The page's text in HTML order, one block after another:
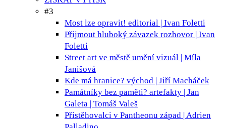
#3
Most lze opravit! editorial | Ivan Foletti
Přijmout hluboký závazek rozhovor | Ivan
Foletti
Street art ve městě umění vizuál | Míla
Janišová
Kde má hranice? východ | Jiří Macháček
Památníky bez paměti? artefakty | Jan
Galeta | Tomáš Valeš
Přistěhovalci v Pantheonu západ | Adrien